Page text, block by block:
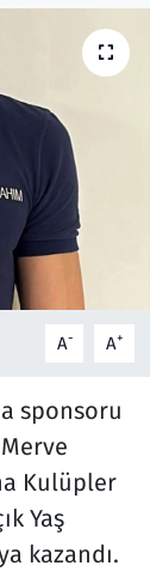
A- A+
sponsoru
Kulüpler
Yaş
kazandı.